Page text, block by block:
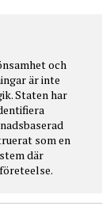
och
är inte
Staten har
som en
där